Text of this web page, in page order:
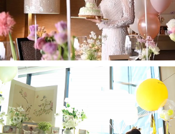
그랜드인터컨티넨탈호텔-인스타1분영상